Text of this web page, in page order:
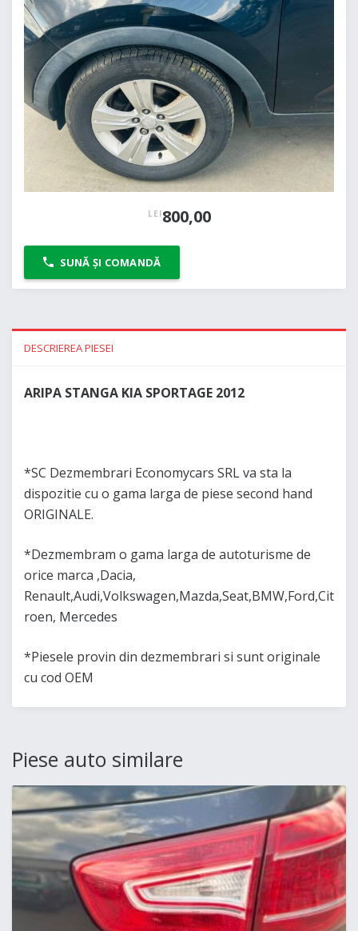
LEI800,00
SUNĂ ȘI COMANDĂ
DESCRIEREA PIESEI
ARIPA STANGA KIA SPORTAGE 2012
*SC Dezmembrari Economycars SRL va sta la
dispozitie cu o gama larga de piese second hand
ORIGINALE.
*Dezmembram o gama larga de autoturisme de
orice marca ,Dacia,
Renault,Audi,Volkswagen,Mazda,Seat,BMW,Ford,Cit
roen, Mercedes
*Piesele provin din dezmembrari si sunt originale
cu cod OEM
Piese auto similare